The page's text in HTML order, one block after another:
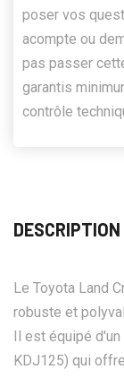
poser vos
acompte ou
pas passer
garantis
contrôle
DESCRIPTION
Le Toyota Land
robuste et
Il est équipé
KDJ125) qui